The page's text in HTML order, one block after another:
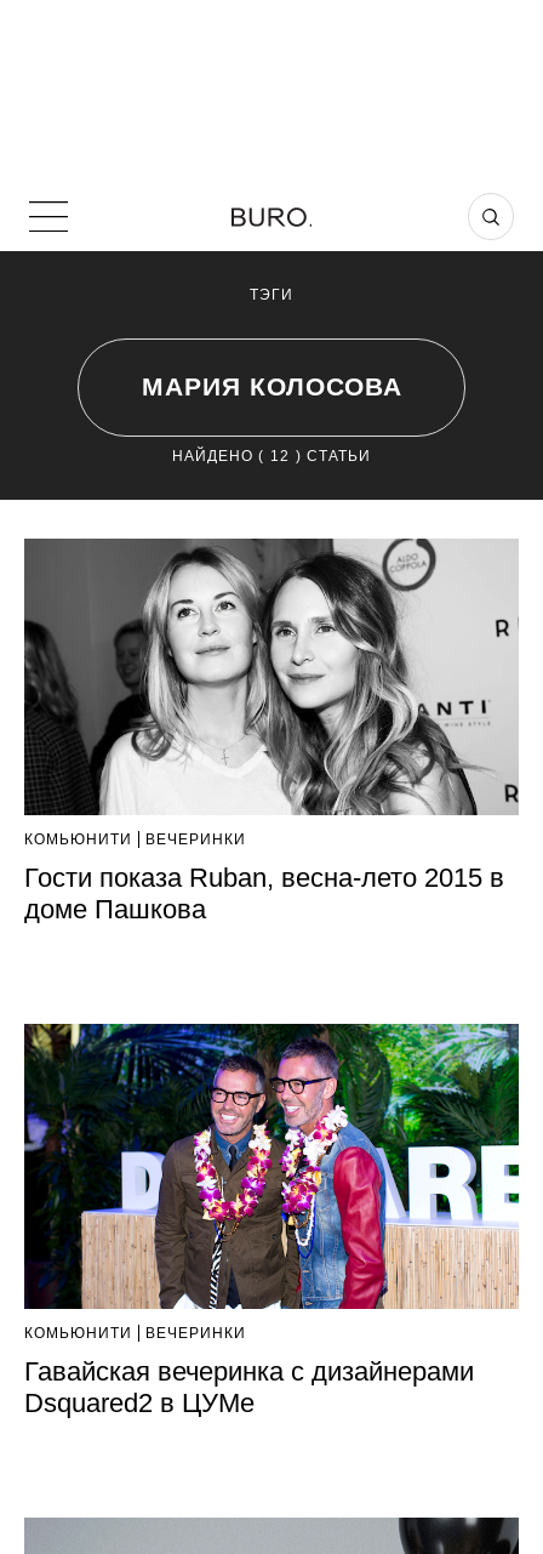
ТЭГИ
МАРИЯ КОЛОСОВА
НАЙДЕНО ( 12 ) СТАТЬИ
КОМЬЮНИТИ ВЕЧЕРИНКИ
Гости показа Ruban, весна-лето 2015 в
доме Пашкова
КОМЬЮНИТИ ВЕЧЕРИНКИ
Гавайская вечеринка с дизайнерами
Dsquared2 в ЦУМе